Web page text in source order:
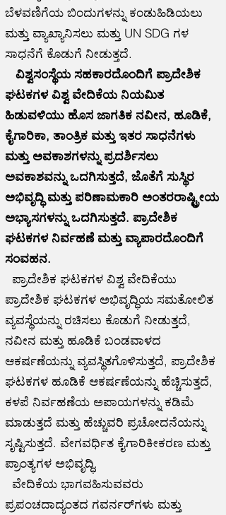
ಬೆಳವಣಿಗೆಯ ಬಿಂದುಗಳನ್ನು ಕಂಡುಹಿಡಿಯಲು
ಮತ್ತು ವ್ಯಾಖ್ಯಾನಿಸಲು ಮತ್ತು UN SDG ಗಳ
ಸಾಧನೆಗೆ ಕೊಡುಗೆ ನೀಡುತ್ತದೆ.
ವಿಶ್ವಸಂಸ್ಥೆಯ ಸಹಕಾರದೊಂದಿಗೆ ಪ್ರಾದೇಶಿಕ
ಘಟಕಗಳ ವಿಶ್ವ ವೇದಿಕೆಯ ನಿಯಮಿತ
ಹಿಡುವಳಿಯು ಹೊಸ ಜಾಗತಿಕ ನವೀನ, ಹೂಡಿಕೆ,
ಕೈಗಾರಿಕಾ, ತಾಂತ್ರಿಕ ಮತ್ತು ಇತರ ಸಾಧನೆಗಳು
ಮತ್ತು ಅವಕಾಶಗಳನ್ನು ಪ್ರದರ್ಶಿಸಲು
ಅವಕಾಶವನ್ನು ಒದಗಿಸುತ್ತದೆ, ಜೊತೆಗೆ ಸುಸ್ಥಿರ
ಅಭಿವೃದ್ಧಿ ಮತ್ತು ಪರಿಣಾಮಕಾರಿ ಅಂತರರಾಷ್ಟ್ರೀಯ
ಅಭ್ಯಾಸಗಳನ್ನು ಒದಗಿಸುತ್ತದೆ. ಪ್ರಾದೇಶಿಕ
ಘಟಕಗಳ ನಿರ್ವಹಣೆ ಮತ್ತು ವ್ಯಾಪಾರದೊಂದಿಗೆ
ಸಂವಹನ.
ಪ್ರಾದೇಶಿಕ ಘಟಕಗಳ ವಿಶ್ವ ವೇದಿಕೆಯು
ಪ್ರಾದೇಶಿಕ ಘಟಕಗಳ ಅಭಿವೃದ್ಧಿಯ ಸಮತೋಲಿತ
ವ್ಯವಸ್ಥೆಯನ್ನು ರಚಿಸಲು ಕೊಡುಗೆ ನೀಡುತ್ತದೆ,
ನವೀನ ಮತ್ತು ಹೂಡಿಕೆ ಬಂಡವಾಳದ
ಆಕರ್ಷಣೆಯನ್ನು ವ್ಯವಸ್ಥಿತಗೊಳಿಸುತ್ತದೆ, ಪ್ರಾದೇಶಿಕ
ಘಟಕಗಳ ಹೂಡಿಕೆ ಆಕರ್ಷಣೆಯನ್ನು ಹೆಚ್ಚಿಸುತ್ತದೆ,
ಕಳಪೆ ನಿರ್ವಹಣೆಯ ಅಪಾಯಗಳನ್ನು ಕಡಿಮೆ
ಮಾಡುತ್ತದೆ ಮತ್ತು ಹೆಚ್ಚುವರಿ ಪ್ರಚೋದನೆಯನ್ನು
ಸೃಷ್ಟಿಸುತ್ತದೆ. ವೇಗವರ್ಧಿತ ಕೈಗಾರಿಕೀಕರಣ ಮತ್ತು
ಪ್ರಾಂತ್ಯಗಳ ಅಭಿವೃದ್ಧಿ.
ವೇದಿಕೆಯ ಭಾಗವಹಿಸುವವರು
ಪ್ರಪಂಚದಾದ್ಯಂತದ ಗವರ್ನರ್‌ಗಳು ಮತ್ತು